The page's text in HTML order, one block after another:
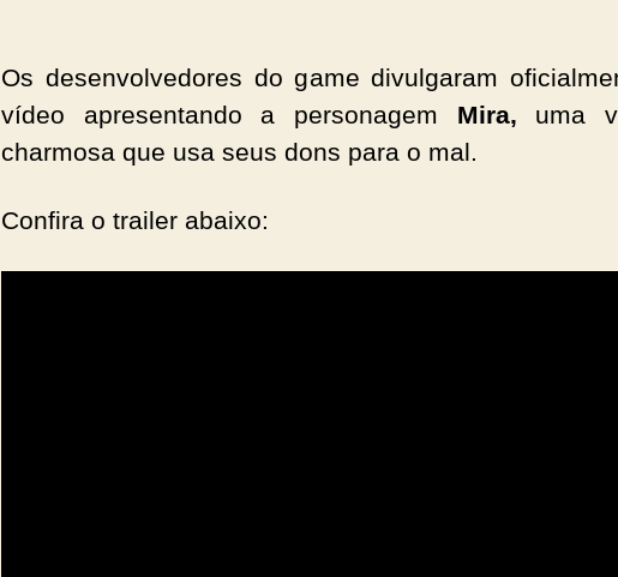
Os desenvolvedores do game divulgaram
vídeo apresentando a personagem Mira, uma
charmosa que usa seus dons para o mal.
Confira o trailer abaixo: